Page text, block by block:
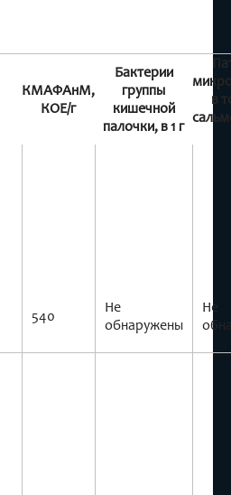
КМАФАнМ,
КОЕ/г
Бактерии
группы
кишечной
палочки, в 1 г
в
540
Не
обнаружены
Не